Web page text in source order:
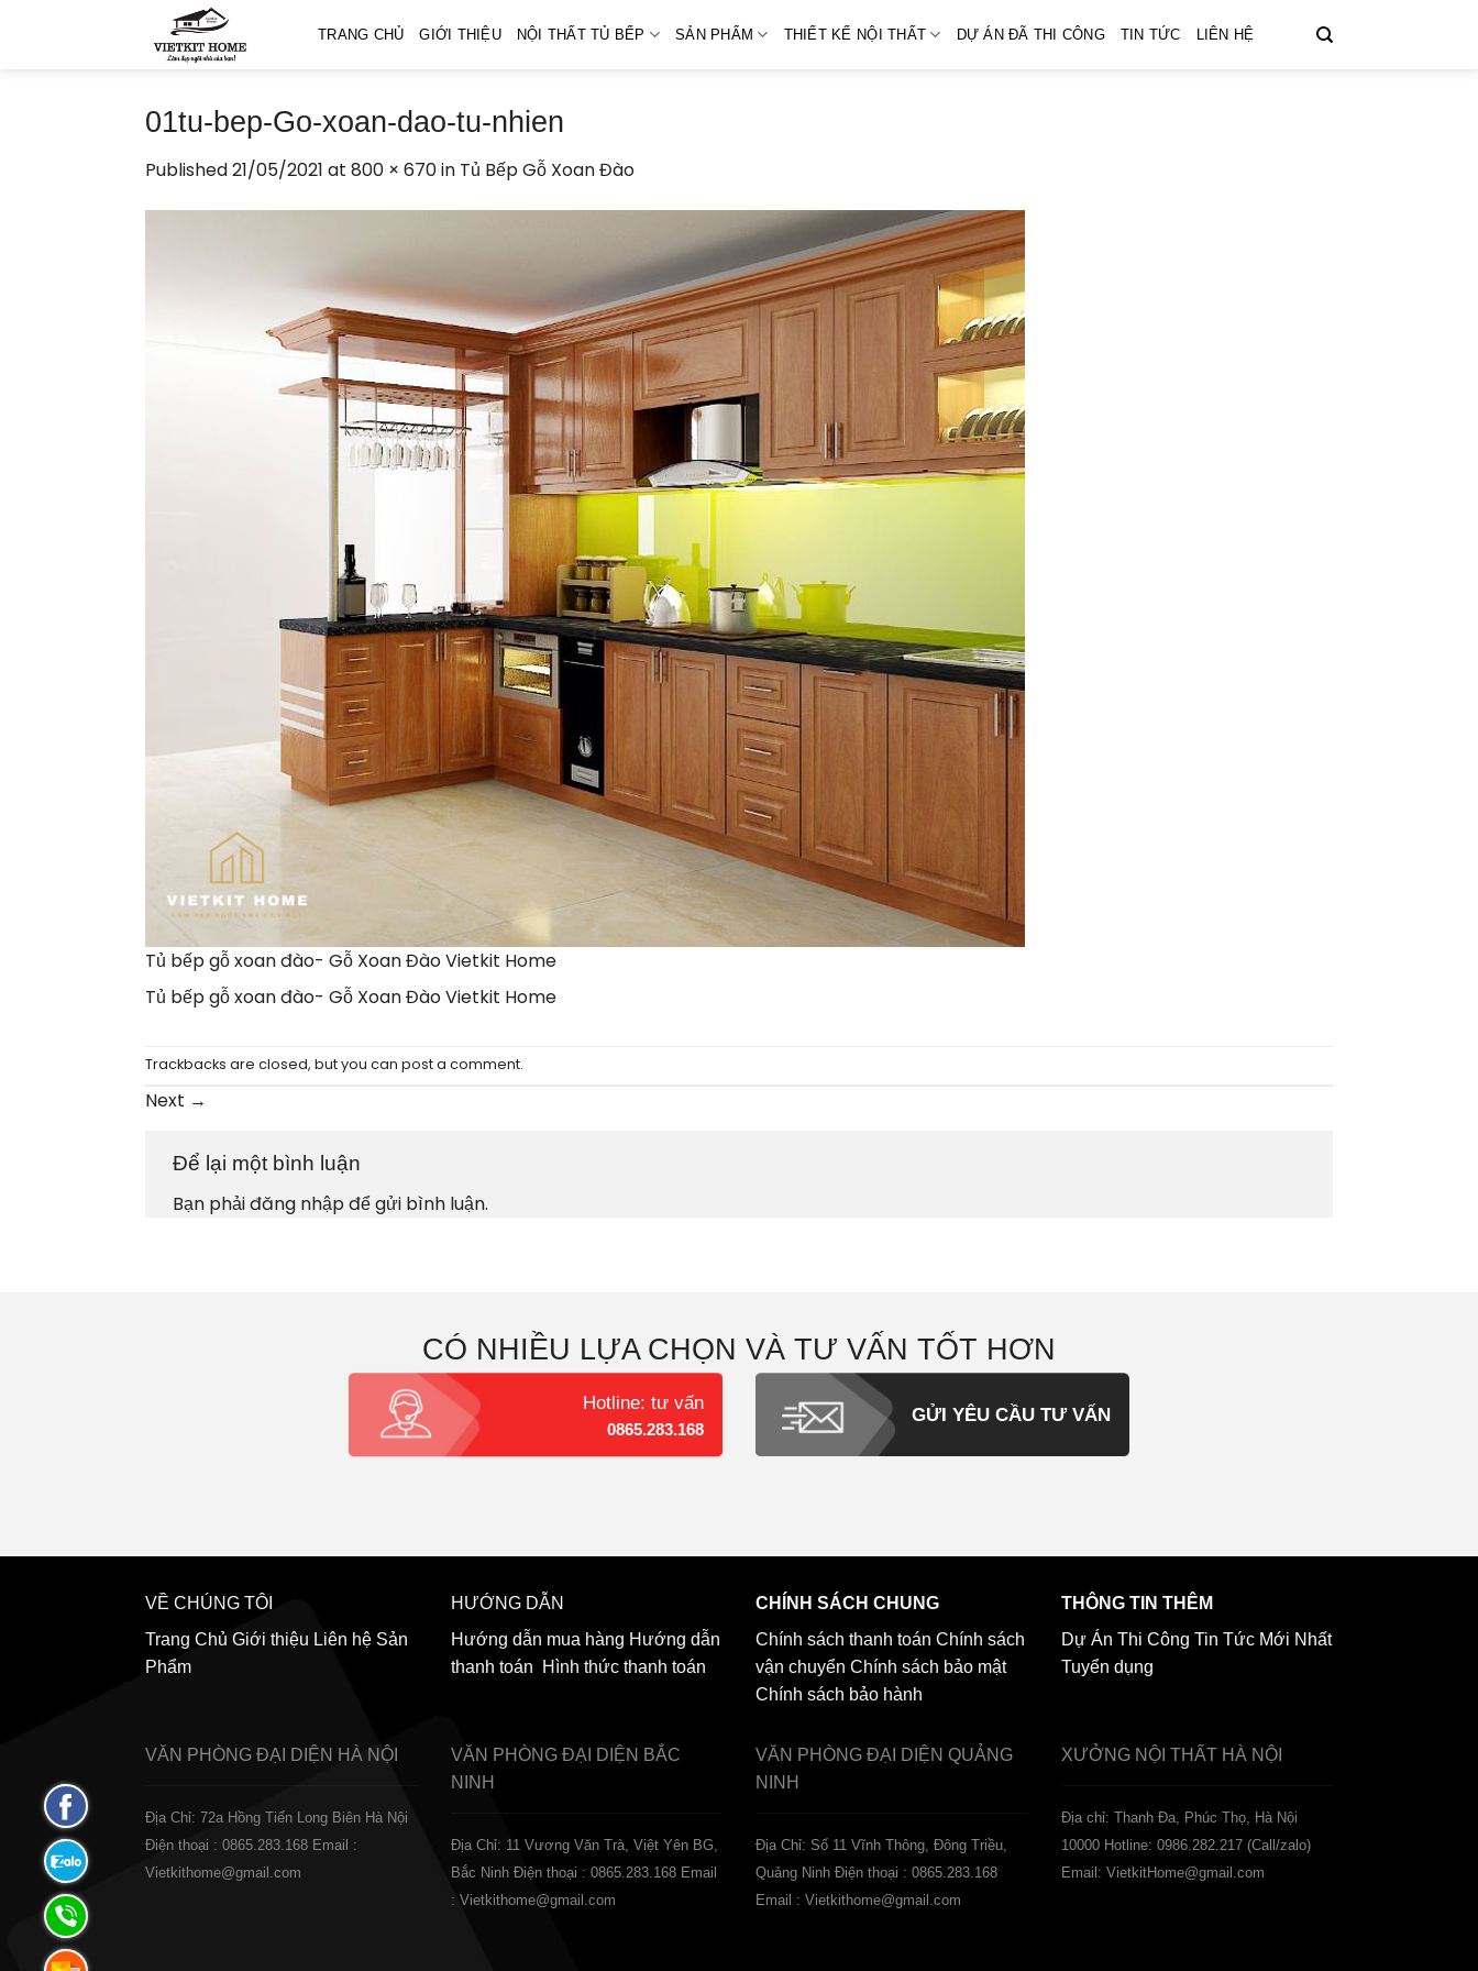
TRANG CHỦ GIỚI THIỆU NỘI THẤT TỦ BẾP SẢN PHẨM THIẾT KẾ NỘI THẤT DỰ ÁN ĐÃ THI CÔNG TIN TỨC LIÊN HỆ
01tu-bep-Go-xoan-dao-tu-nhien
Published21/05/2021 at 800 × 670in Tủ Bếp Gỗ Xoan Đào
Tủ bếp gỗ xoan đào- Gỗ Xoan Đào Vietkit Home
Tủ bếp gỗ xoan đào- Gỗ Xoan Đào Vietkit Home
Trackbacks are closed, but you can post a comment.
Next →
Để lại một bình luận
Bạn phảiđăng nhậpđể gửi bình luận.
CÓ NHIỀU LỰA CHỌN VÀ TƯ VẤN TỐT HƠN
Hotline: tư vấn
0865.283.168
GỬI YÊU CẦU TƯ VẤN
VỀ CHÚNG TÔI
Trang Chủ Giới thiệu Liên hệ Sản
Phẩm
HƯỚNG DẪN
Hướng dẫn mua hàng Hướng dẫn
thanh toán
Hình thức thanh toán
CHÍNH SÁCH CHUNG
Chính sách thanh toán Chính sách
vận chuyển Chính sách bảo mật
Chính sách bảo hành
THÔNG TIN THÊM
Dự Án Thi Công Tin Tức Mới Nhất
Tuyển dụng
VĂN PHÒNG ĐẠI DIỆN HÀ NỘI
Địa Chỉ: 72a Hồng Tiến Long Biên Hà Nội
Điện thoại : 0865.283.168 Email :
Vietkithome@gmail.com
VĂN PHÒNG ĐẠI DIỆN BẮC
NINH
Địa Chỉ: 11 Vương Văn Trà, Việt Yên BG,
Bắc Ninh Điện thoại : 0865.283.168 Email
: Vietkithome@gmail.com
VĂN PHÒNG ĐẠI DIỆN QUẢNG
NINH
Địa Chỉ: Số 11 Vĩnh Thông, Đông Triều,
Quảng Ninh Điện thoại : 0865.283.168
Email : Vietkithome@gmail.com
XƯỞNG NỘI THẤT HÀ NỘI
️Địa chỉ: Thanh Đa, Phúc Thọ, Hà Nội
10000 Hotline: 0986.282.217 (Call/zalo)
Email: VietkitHome@gmail.com
Fanpage
Facebook
Zalo:
0865.283.168
Hotline:
0865.283.168